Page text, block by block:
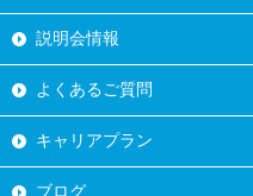
説明会情報
よくあるご質問
キャリアプラン
ブログ